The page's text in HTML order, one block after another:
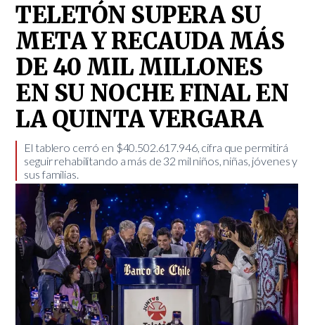
TELETÓN SUPERA SU
META Y RECAUDA MÁS
DE 40 MIL MILLONES
EN SU NOCHE FINAL EN
LA QUINTA VERGARA
El tablero cerró en $40.502.617.946, cifra que permitirá
seguir rehabilitando a más de 32 mil niños, niñas, jóvenes y
sus familias. ​